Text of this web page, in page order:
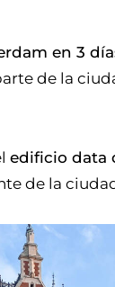
en 3
de la
edificio data
de la